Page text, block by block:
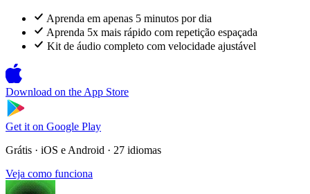
Aprenda em apenas 5 minutos por dia
Aprenda 5x mais rápido com repetição espaçada
Kit de áudio completo com velocidade ajustável
Download on the App Store
Get it on Google Play
Grátis · iOS e Android · 27 idiomas
Veja como funciona